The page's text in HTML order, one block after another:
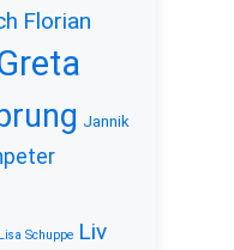
Florian
Jannik
Lisa Schuppe Liv